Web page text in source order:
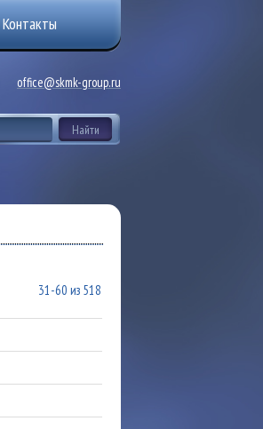
Контакты
office@skmk-group.ru
31-60 из 518